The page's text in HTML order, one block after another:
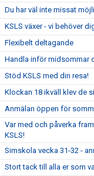
Du har väl inte missat
KSLS växer - vi behöver
Flexibelt deltagande
Handla inför midsommar
Stöd KSLS med din resa!
Klockan 18 ikväll klev de
Anmälan öppen för
Var med och påverka
KSLS!
Simskola vecka 31-32 -
Stort tack till alla er som